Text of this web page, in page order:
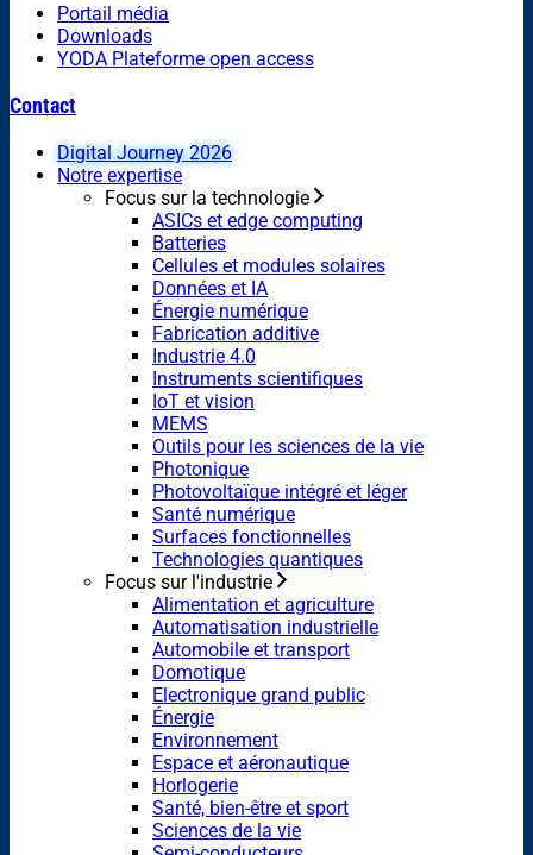
Portail média
Downloads
YODA Plateforme open access
Contact
Digital Journey 2026
Notre expertise
Focus sur la technologie
ASICs et edge computing
Batteries
Cellules et modules solaires
Données et IA
Énergie numérique
Fabrication additive
Industrie 4.0
Instruments scientifiques
IoT et vision
MEMS
Outils pour les sciences de la vie
Photonique
Photovoltaïque intégré et léger
Santé numérique
Surfaces fonctionnelles
Technologies quantiques
Focus sur l'industrie
Alimentation et agriculture
Automatisation industrielle
Automobile et transport
Domotique
Electronique grand public
Énergie
Environnement
Espace et aéronautique
Horlogerie
Santé, bien-être et sport
Sciences de la vie